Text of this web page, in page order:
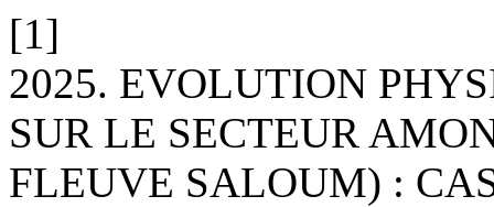
[1]
2025. EVOLUTION
SUR LE SECTEUR
FLEUVE SALOUM) :